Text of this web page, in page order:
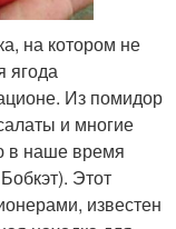
на котором не
ягода
Из помидор
и многие
в наше время
Этот
известен